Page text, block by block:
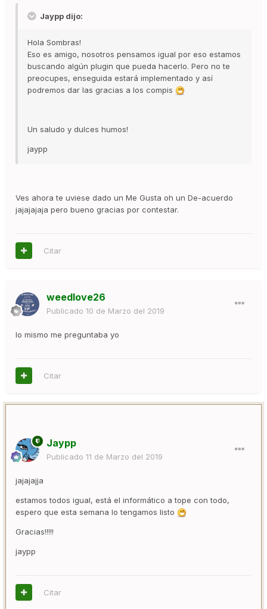
Jaypp dijo:
Hola Sombras!
Eso es amigo, nosotros pensamos igual por eso estamos
buscando algún plugin que pueda hacerlo. Pero no te
preocupes, enseguida estará implementado y así
podremos dar las gracias a los compis
Un saludo y dulces humos!
jaypp
Ves ahora te uviese dado un Me Gusta oh un De-acuerdo
jajajajaja pero bueno gracias por contestar.
Citar
weedlove26
Publicado 10 de Marzo del 2019
lo mismo me preguntaba yo
Citar
Jaypp
Publicado 11 de Marzo del 2019
jajajajja
estamos todos igual, está el informático a tope con todo,
espero que esta semana lo tengamos listo
Gracias!!!!!
jaypp
Citar